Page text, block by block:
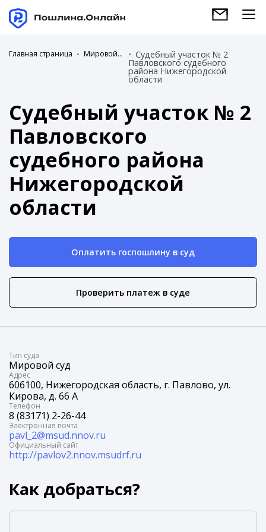
Главная страница Мировой суд Судебный участок № 2
Павловского судебного
района Нижегородской
области
Судебный участок № 2
Павловского
судебного района
Нижегородской
области
Оплатить госпошлину в суд
Проверить платеж в суде
Tип суда
Мировой суд
Адрес
606100, Нижегородская область, г. Павлово, ул.
Кирова, д. 66 А
Телефон
8 (83171) 2-26-44
Электронная почта
pavl_2@msud.nnov.ru
Официальный сайт
http://pavlov2.nnov.msudrf.ru
Как добраться?